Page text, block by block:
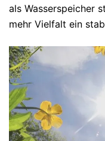
als Wasserspeicher
mehr Vielfalt ein